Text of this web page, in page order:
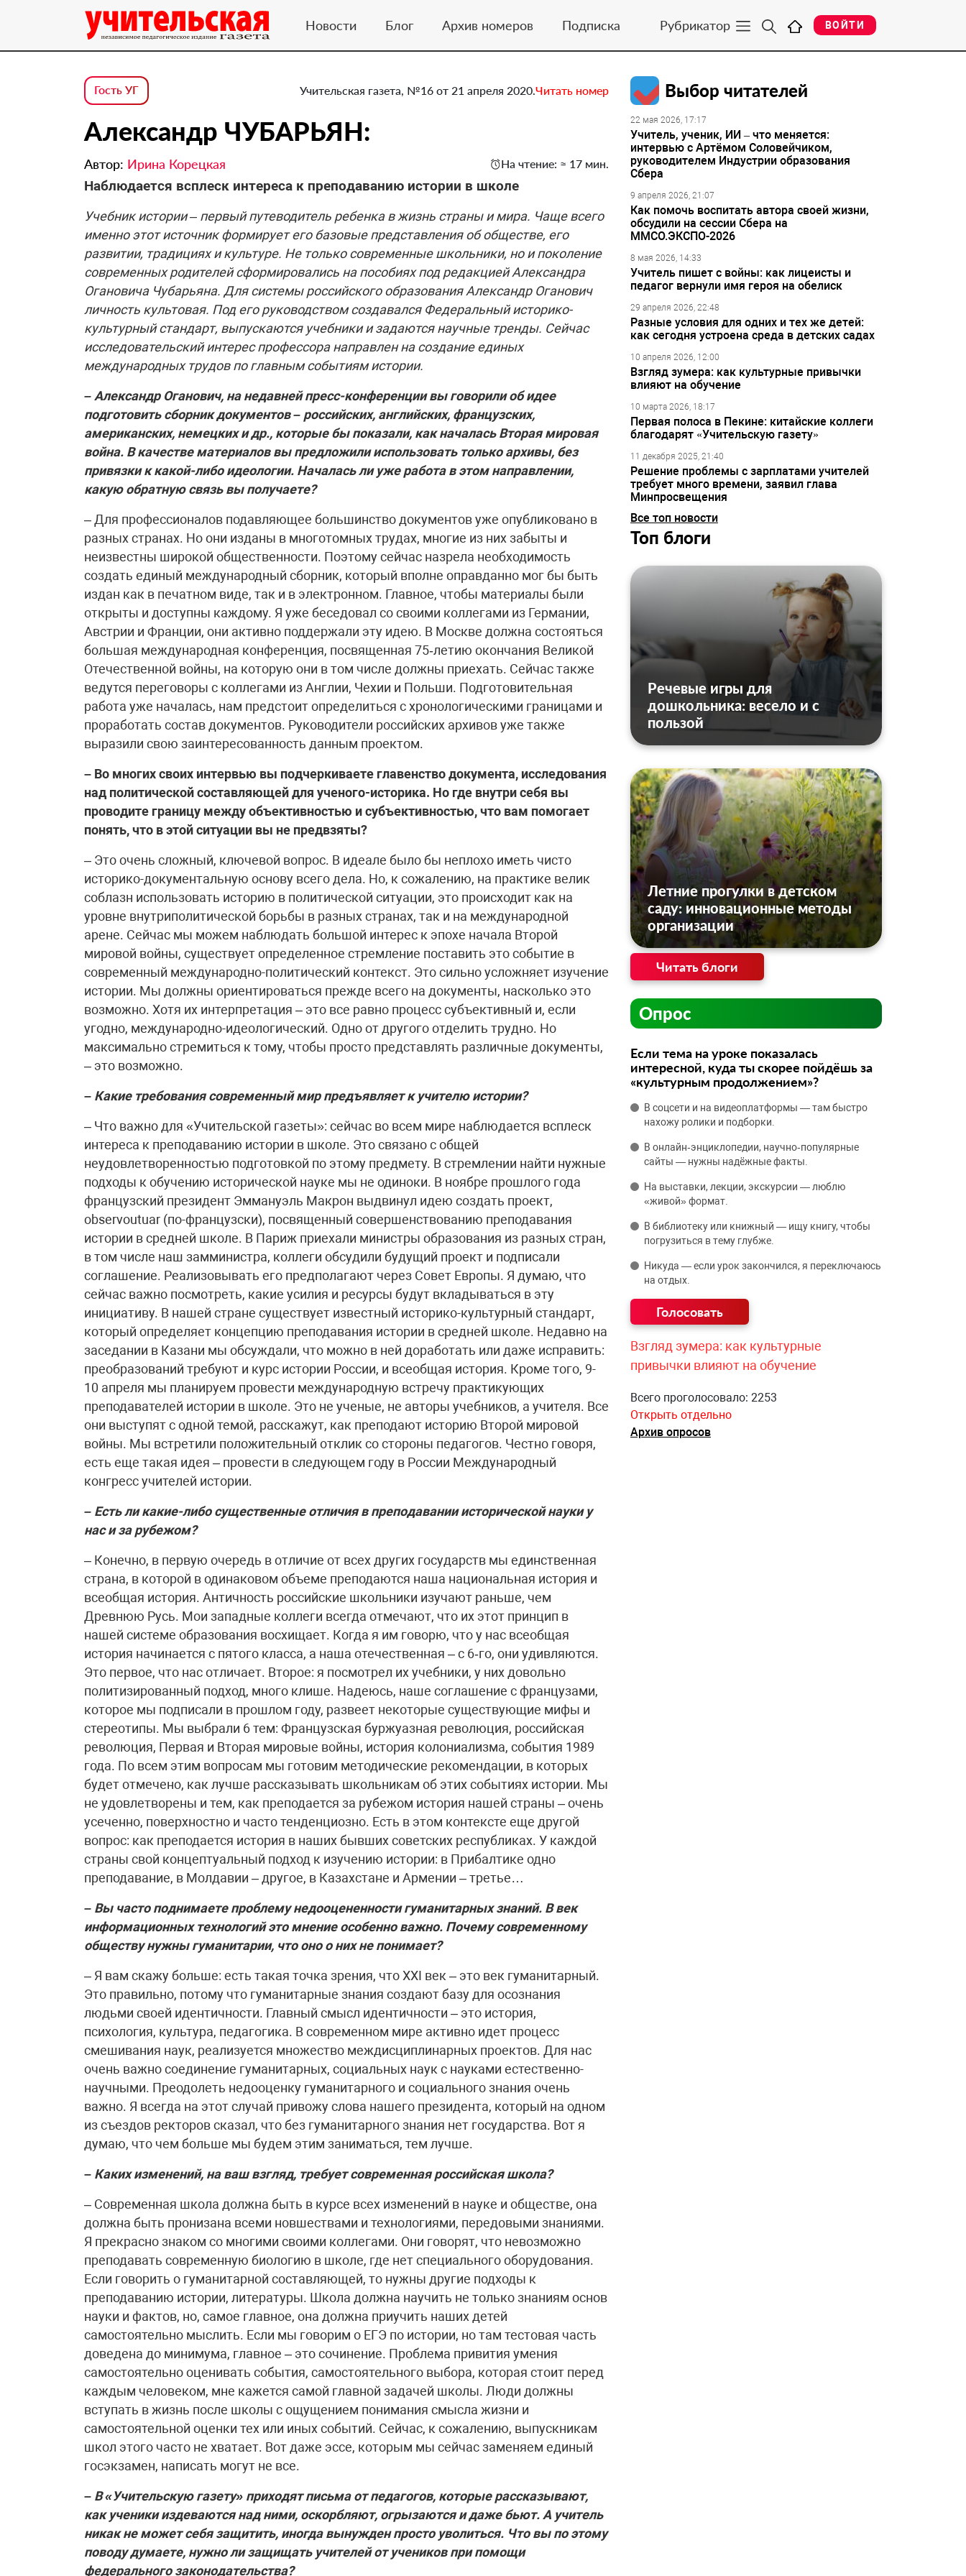
Новости Блог Архив номеров Подписка Рубрикатор ВОЙТИ
Гость УГ Учительская газета, №16 от 21 апреля 2020.Читать номер
Александр ЧУБАРЬЯН:
Автор: Ирина Корецкая На чтение: ≈ 17 мин.
Наблюдается всплеск интереса к преподаванию истории в школе
Учебник истории – первый путеводитель ребенка в жизнь страны и мира. Чаще всего
именно этот источник формирует его базовые представления об обществе, его
развитии, традициях и культуре. Не только современные школьники, но и поколение
современных родителей сформировались на пособиях под редакцией Александра
Огановича Чубарьяна. Для системы российского образования Александр Оганович
личность культовая. Под его руководством создавался Федеральный историко-
культурный стандарт, выпускаются учебники и задаются научные тренды. Сейчас
исследовательский интерес профессора направлен на создание единых
международных трудов по главным событиям истории.
– Александр Оганович, на недавней пресс-конференции вы говорили об идее
подготовить сборник документов – российских, английских, французских,
американских, немецких и др., которые бы показали, как началась Вторая мировая
война. В качестве материалов вы предложили использовать только архивы, без
привязки к какой-либо идеологии. Началась ли уже работа в этом направлении,
какую обратную связь вы получаете?
– Для профессионалов подавляющее большинство документов уже опубликовано в
разных странах. Но они изданы в многотомных трудах, многие из них забыты и
неизвестны широкой общественности. Поэтому сейчас назрела необходимость
создать единый международный сборник, который вполне оправданно мог бы быть
издан как в печатном виде, так и в электронном. Главное, чтобы материалы были
открыты и доступны каждому. Я уже беседовал со своими коллегами из Германии,
Австрии и Франции, они активно поддержали эту идею. В Москве должна состояться
большая международная конференция, посвященная 75‑летию окончания Великой
Отечественной войны, на которую они в том числе должны приехать. Сейчас также
ведутся переговоры с коллегами из Англии, Чехии и Польши. Подготовительная
работа уже началась, нам предстоит определиться с хронологическими границами и
проработать состав документов. Руководители российских архивов уже также
выразили свою заинтересованность данным проектом.
– Во многих своих интервью вы подчеркиваете главенство документа, исследования
над политической составляющей для ученого-историка. Но где внутри себя вы
проводите границу между объективностью и субъективностью, что вам помогает
понять, что в этой ситуации вы не предвзяты?
– Это очень сложный, ключевой вопрос. В идеале было бы неплохо иметь чисто
историко-документальную основу всего дела. Но, к сожалению, на практике велик
соблазн использовать историю в политической ситуации, это происходит как на
уровне внутриполитической борьбы в разных странах, так и на международной
арене. Сейчас мы можем наблюдать большой интерес к эпохе начала Второй
мировой войны, существует определенное стремление поставить это событие в
современный международно-политический контекст. Это сильно усложняет изучение
истории. Мы должны ориентироваться прежде всего на документы, насколько это
возможно. Хотя их интерпретация – это все равно процесс субъективный и, если
угодно, международно-идеологический. Одно от другого отделить трудно. Но
максимально стремиться к тому, чтобы просто представлять различные документы,
– это возможно.
– Какие требования современный мир предъявляет к учителю истории?
– Что важно для «Учительской газеты»: сейчас во всем мире наблюдается всплеск
интереса к преподаванию истории в школе. Это связано с общей
неудовлетворенностью подготовкой по этому предмету. В стремлении найти нужные
подходы к обучению исторической науке мы не одиноки. В ноябре прошлого года
французский президент Эммануэль Макрон выдвинул идею создать проект,
observoutuar (по-французски), посвященный совершенствованию преподавания
истории в средней школе. В Париж приехали министры образования из разных стран,
в том числе наш замминистра, коллеги обсудили будущий проект и подписали
соглашение. Реализовывать его предполагают через Совет Европы. Я думаю, что
сейчас важно посмотреть, какие усилия и ресурсы будут вкладываться в эту
инициативу. В нашей стране существует известный историко-культурный стандарт,
который определяет концепцию преподавания истории в средней школе. Недавно на
заседании в Казани мы обсуждали, что можно в ней доработать или даже исправить:
преобразований требуют и курс истории России, и всеобщая история. Кроме того, 9-
10 апреля мы планируем провести международную встречу практикующих
преподавателей истории в школе. Это не ученые, не авторы учебников, а учителя. Все
они выступят с одной темой, расскажут, как преподают историю Второй мировой
войны. Мы встретили положительный отклик со стороны педагогов. Честно говоря,
есть еще такая идея – провести в следующем году в России Международный
конгресс учителей истории.
– Есть ли какие-либо существенные отличия в преподавании исторической науки у
нас и за рубежом?
– Конечно, в первую очередь в отличие от всех других государств мы единственная
страна, в которой в одинаковом объеме преподаются наша национальная история и
всеобщая история. Античность российские школьники изучают раньше, чем
Древнюю Русь. Мои западные коллеги всегда отмечают, что их этот принцип в
нашей системе образования восхищает. Когда я им говорю, что у нас всеобщая
история начинается с пятого класса, а наша отечественная – с 6‑го, они удивляются.
Это первое, что нас отличает. Второе: я посмотрел их учебники, у них довольно
политизированный подход, много клише. Надеюсь, наше соглашение с французами,
которое мы подписали в прошлом году, развеет некоторые существующие мифы и
стереотипы. Мы выбрали 6 тем: Французская буржуазная революция, российская
революция, Первая и Вторая мировые войны, история колониализма, события 1989
года. По всем этим вопросам мы готовим методические рекомендации, в которых
будет отмечено, как лучше рассказывать школьникам об этих событиях истории. Мы
не удовлетворены и тем, как преподается за рубежом история нашей страны – очень
усеченно, поверхностно и часто тенденциозно. Есть в этом контексте еще другой
вопрос: как преподается история в наших бывших советских республиках. У каждой
страны свой концептуальный подход к изучению истории: в Прибалтике одно
преподавание, в Молдавии – другое, в Казахстане и Армении – третье…
– Вы часто поднимаете проблему недооцененности гуманитарных знаний. В век
информационных технологий это мнение особенно важно. Почему современному
обществу нужны гуманитарии, что оно о них не понимает?
– Я вам скажу больше: есть такая точка зрения, что ХХI век – это век гуманитарный.
Это правильно, потому что гуманитарные знания создают базу для осознания
людьми своей идентичности. Главный смысл идентичности – это история,
психология, культура, педагогика. В современном мире активно идет процесс
смешивания наук, реализуется множество междисциплинарных проектов. Для нас
очень важно соединение гуманитарных, социальных наук с науками естественно-
научными. Преодолеть недооценку гуманитарного и социального знания очень
важно. Я всегда на этот случай привожу слова нашего президента, который на одном
из съездов ректоров сказал, что без гуманитарного знания нет государства. Вот я
думаю, что чем больше мы будем этим заниматься, тем лучше.
– Каких изменений, на ваш взгляд, требует современная российская школа?
– Современная школа должна быть в курсе всех изменений в науке и обществе, она
должна быть пронизана всеми новшествами и технологиями, передовыми знаниями.
Я прекрасно знаком со многими своими коллегами. Они говорят, что невозможно
преподавать современную биологию в школе, где нет специального оборудования.
Если говорить о гуманитарной составляющей, то нужны другие подходы к
преподаванию истории, литературы. Школа должна научить не только знаниям основ
науки и фактов, но, самое главное, она должна приучить наших детей
самостоятельно мыслить. Если мы говорим о ЕГЭ по истории, но там тестовая часть
доведена до минимума, главное – это сочинение. Проблема привития умения
самостоятельно оценивать события, самостоятельного выбора, которая стоит перед
каждым человеком, мне кажется самой главной задачей школы. Люди должны
вступать в жизнь после школы с ощущением понимания смысла жизни и
самостоятельной оценки тех или иных событий. Сейчас, к сожалению, выпускникам
школ этого часто не хватает. Вот даже эссе, которым мы сейчас заменяем единый
госэкзамен, написать могут не все.
– В «Учительскую газету» приходят письма от педагогов, которые рассказывают,
как ученики издеваются над ними, оскорбляют, огрызаются и даже бьют. А учитель
никак не может себя защитить, иногда вынужден просто уволиться. Что вы по этому
поводу думаете, нужно ли защищать учителей от учеников при помощи
федерального законодательства?
Выбор читателей
22 мая 2026, 17:17
Учитель, ученик, ИИ – что меняется:
интервью с Артёмом Соловейчиком,
руководителем Индустрии образования
Сбера
9 апреля 2026, 21:07
Как помочь воспитать автора своей жизни,
обсудили на сессии Сбера на
ММСО.ЭКСПО-2026
8 мая 2026, 14:33
Учитель пишет с войны: как лицеисты и
педагог вернули имя героя на обелиск
29 апреля 2026, 22:48
Разные условия для одних и тех же детей:
как сегодня устроена среда в детских садах
10 апреля 2026, 12:00
Взгляд зумера: как культурные привычки
влияют на обучение
10 марта 2026, 18:17
Первая полоса в Пекине: китайские коллеги
благодарят «Учительскую газету»
11 декабря 2025, 21:40
Решение проблемы с зарплатами учителей
требует много времени, заявил глава
Минпросвещения
Все топ новости
Топ блоги
Речевые игры для
дошкольника: весело и с
пользой
Летние прогулки в детском
саду: инновационные методы
организации
Читать блоги
Опрос
Если тема на уроке показалась
интересной, куда ты скорее пойдёшь за
«культурным продолжением»?
В соцсети и на видеоплатформы — там быстро
нахожу ролики и подборки.
В онлайн‑энциклопедии, научно‑популярные
сайты — нужны надёжные факты.
На выставки, лекции, экскурсии — люблю
«живой» формат.
В библиотеку или книжный — ищу книгу, чтобы
погрузиться в тему глубже.
Никуда — если урок закончился, я переключаюсь
на отдых.
Взгляд зумера: как культурные
привычки влияют на обучение
Всего проголосовало: 2253
Открыть отдельно
Архив опросов